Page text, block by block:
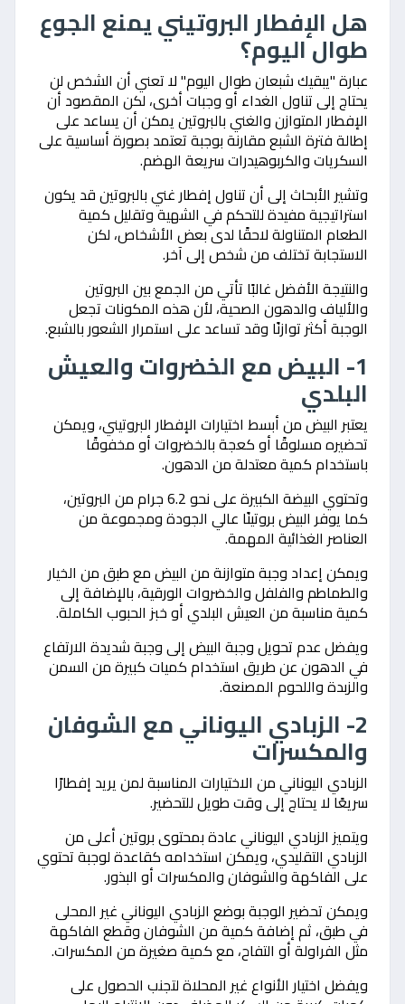
هل الإفطار البروتيني يمنع الجوع
طوال اليوم؟
عبارة "يبقيك شبعان طوال اليوم" لا تعني أن الشخص لن
يحتاج إلى تناول الغداء أو وجبات أخرى، لكن المقصود أن
الإفطار المتوازن والغني بالبروتين يمكن أن يساعد على
إطالة فترة الشبع مقارنة بوجبة تعتمد بصورة أساسية على
السكريات والكربوهيدرات سريعة الهضم.
وتشير الأبحاث إلى أن تناول إفطار غني بالبروتين قد يكون
استراتيجية مفيدة للتحكم في الشهية وتقليل كمية
الطعام المتناولة لاحقًا لدى بعض الأشخاص، لكن
الاستجابة تختلف من شخص إلى آخر.
والنتيجة الأفضل غالبًا تأتي من الجمع بين البروتين
والألياف والدهون الصحية، لأن هذه المكونات تجعل
الوجبة أكثر توازنًا وقد تساعد على استمرار الشعور بالشبع.
1- البيض مع الخضروات والعيش
البلدي
يعتبر البيض من أبسط اختيارات الإفطار البروتيني، ويمكن
تحضيره مسلوقًا أو كعجة بالخضروات أو مخفوقًا
باستخدام كمية معتدلة من الدهون.
وتحتوي البيضة الكبيرة على نحو 6.2 جرام من البروتين،
كما يوفر البيض بروتينًا عالي الجودة ومجموعة من
العناصر الغذائية المهمة.
ويمكن إعداد وجبة متوازنة من البيض مع طبق من الخيار
والطماطم والفلفل والخضروات الورقية، بالإضافة إلى
كمية مناسبة من العيش البلدي أو خبز الحبوب الكاملة.
ويفضل عدم تحويل وجبة البيض إلى وجبة شديدة الارتفاع
في الدهون عن طريق استخدام كميات كبيرة من السمن
والزبدة واللحوم المصنعة.
2- الزبادي اليوناني مع الشوفان
والمكسرات
الزبادي اليوناني من الاختيارات المناسبة لمن يريد إفطارًا
سريعًا لا يحتاج إلى وقت طويل للتحضير.
ويتميز الزبادي اليوناني عادة بمحتوى بروتين أعلى من
الزبادي التقليدي، ويمكن استخدامه كقاعدة لوجبة تحتوي
على الفاكهة والشوفان والمكسرات أو البذور.
ويمكن تحضير الوجبة بوضع الزبادي اليوناني غير المحلى
في طبق، ثم إضافة كمية من الشوفان وقطع الفاكهة
مثل الفراولة أو التفاح، مع كمية صغيرة من المكسرات.
ويفضل اختيار الأنواع غير المحلاة لتجنب الحصول على